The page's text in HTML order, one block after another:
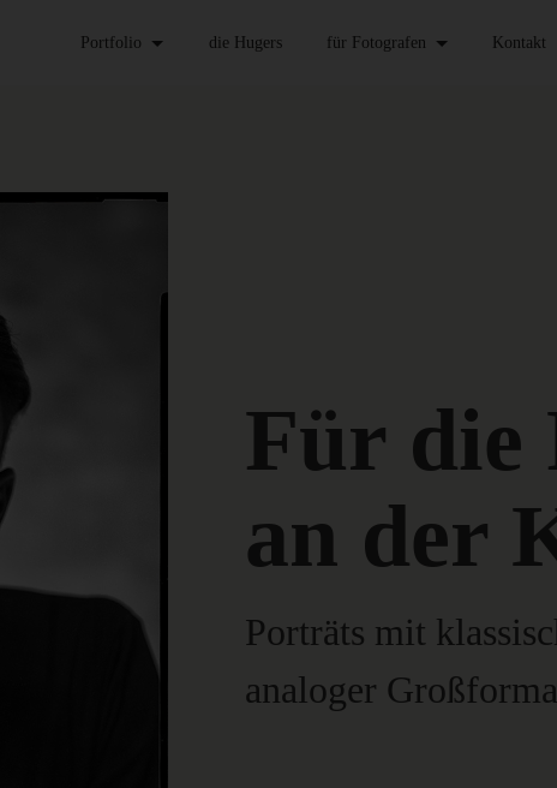
Portfolio die Hugers für Fotografen Kontakt
Für die
an der
Porträts mit
analoger